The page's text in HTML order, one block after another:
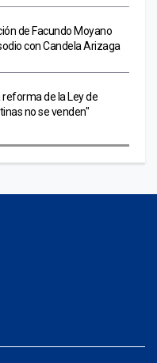
de Facundo Moyano
con Candela Arizaga
de la Ley de
no se venden"